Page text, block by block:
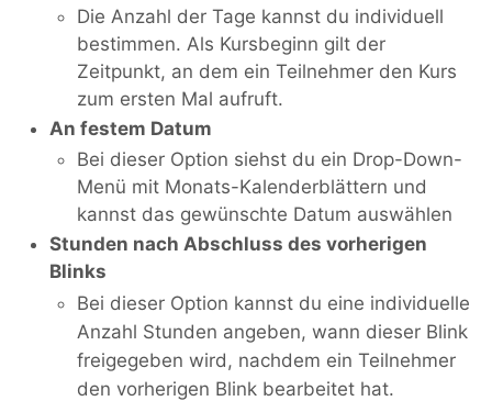
Die Anzahl der Tage kannst du individuell
bestimmen. Als Kursbeginn gilt der
Zeitpunkt, an dem ein Teilnehmer den Kurs
zum ersten Mal aufruft.
An festem Datum
Bei dieser Option siehst du ein Drop-Down-
Menü mit Monats-Kalenderblättern und
kannst das gewünschte Datum auswählen
Stunden nach Abschluss des vorherigen
Blinks
Bei dieser Option kannst du eine individuelle
Anzahl Stunden angeben, wann dieser Blink
freigegeben wird, nachdem ein Teilnehmer
den vorherigen Blink bearbeitet hat.